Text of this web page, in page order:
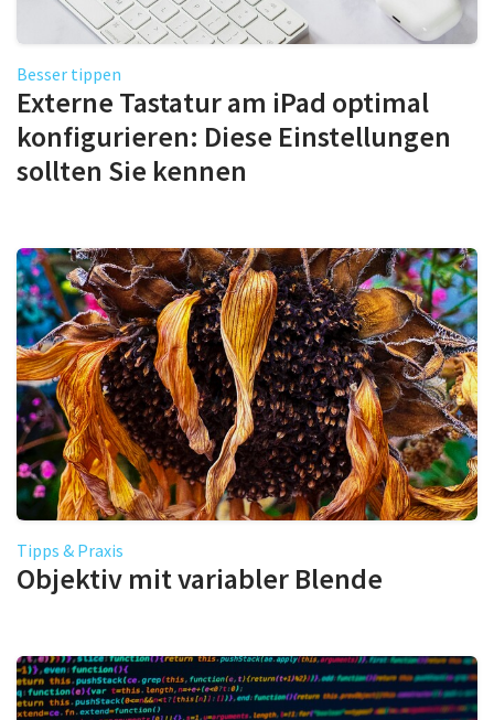
Besser tippen
Externe Tastatur am iPad optimal
konfigurieren: Diese Einstellungen
sollten Sie kennen
Tipps & Praxis
Objektiv mit variabler Blende